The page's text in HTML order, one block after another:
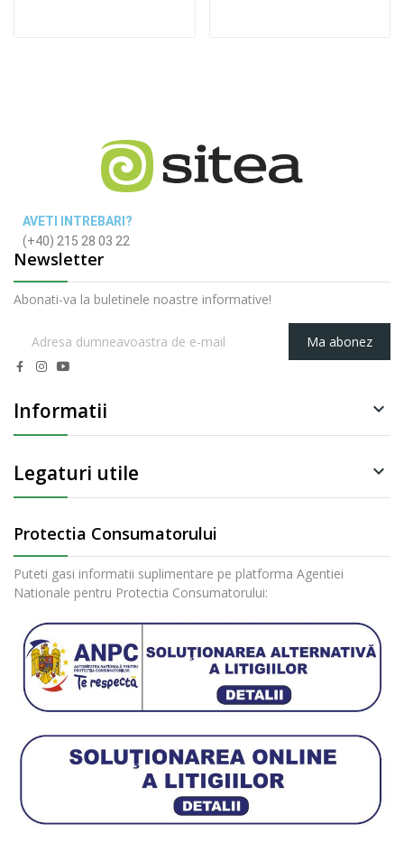
AVETI INTREBARI?
(+40) 215 28 03 22
Newsletter
Abonati-va la buletinele noastre informative!
Ma abonez
Informatii 
Legaturi utile 
Protectia Consumatorului
Puteti gasi informatii suplimentare pe platforma Agentiei
Nationale pentru Protectia Consumatorului: